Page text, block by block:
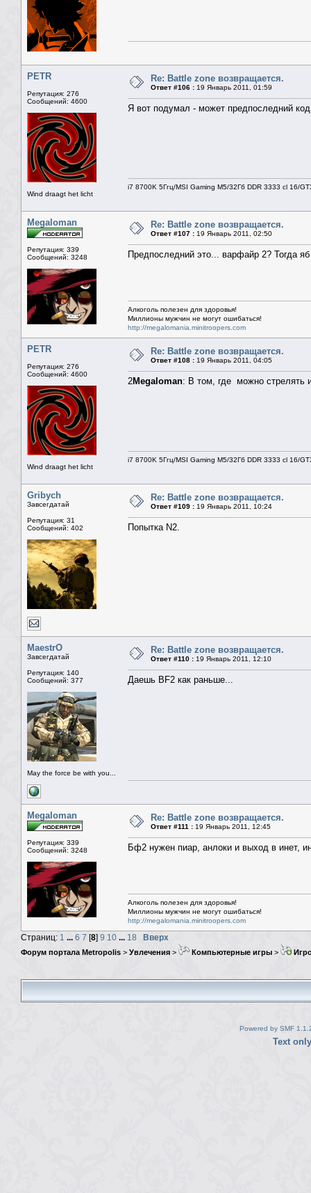
PETR
Репутация: 276
Сообщений: 4600
Wind draagt het licht
Re: Battle zone возвращается.
Ответ #106 : 19 Январь 2011, 01:59
Я вот подумал - может предпоследний
i7 8700K 5Ггц/MSI Gaming M5/32Гб DDR 3333 cl 16/
Megaloman
Репутация: 339
Сообщений: 3248
Re: Battle zone возвращается.
Ответ #107 : 19 Январь 2011, 02:50
Предпоследний это... варфайр 2? Тогда
Алкоголь полезен для здоровья!
Миллионы мужчин не могут ошибаться!
http://megalomania.minitroopers.com
PETR
Репутация: 276
Сообщений: 4600
Wind draagt het licht
Re: Battle zone возвращается.
Ответ #108 : 19 Январь 2011, 04:05
2Megaloman: В том, где можно стрелять
i7 8700K 5Ггц/MSI Gaming M5/32Гб DDR 3333 cl 16/
Gribych
Завсегдатай
Репутация: 31
Сообщений: 402
Re: Battle zone возвращается.
Ответ #109 : 19 Январь 2011, 10:24
Попытка N2.
MaestrO
Завсегдатай
Репутация: 140
Сообщений: 377
May the force be with you...
Re: Battle zone возвращается.
Ответ #110 : 19 Январь 2011, 12:10
Даешь BF2 как раньше...
Megaloman
Репутация: 339
Сообщений: 3248
Re: Battle zone возвращается.
Ответ #111 : 19 Январь 2011, 12:45
Бф2 нужен пиар, анлоки и выход в инет,
Алкоголь полезен для здоровья!
Миллионы мужчин не могут ошибаться!
http://megalomania.minitroopers.com
Страниц: 1 ... 6 7 [8] 9 10 ... 18 Вверх
Форум портала Metropolis > Увлечения > Компьютерные игры >
Powered by SMF
Text